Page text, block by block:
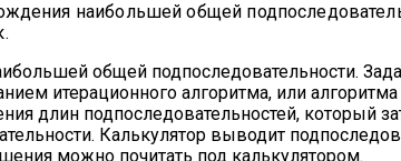
наибольшей общей
общей подпоследовательности.
итерационного алгоритма, или алгоритма
длин подпоследовательностей, который
Калькулятор выводит
можно почитать под калькулятором.